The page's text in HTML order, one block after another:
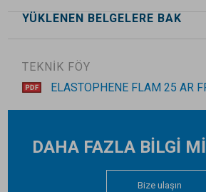
YÜKLENEN BELGELERE BAK
TEKNİK FÖY
ELASTOPHENE FLAM 25 AR
DAHA FAZLA BİLGİ
Bize ulaşın